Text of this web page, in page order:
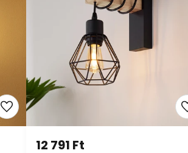
12 791 Ft